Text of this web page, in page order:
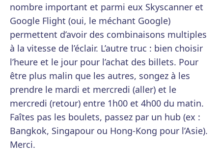
nombre important et parmi eux Skyscanner et
Google Flight (oui, le méchant Google)
permettent d’avoir des combinaisons multiples
à la vitesse de l’éclair. L’autre truc : bien choisir
l’heure et le jour pour l’achat des billets. Pour
être plus malin que les autres, songez à les
prendre le mardi et mercredi (aller) et le
mercredi (retour) entre 1h00 et 4h00 du matin.
Faîtes pas les boulets, passez par un hub (ex :
Bangkok, Singapour ou Hong-Kong pour l’Asie).
Merci.